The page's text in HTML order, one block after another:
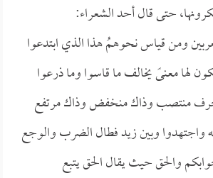
حتى قال أحد الشعراء:
ومن قياس نحوهمُ هذا الذي ابتدعوا
لها معنىً يخالف ما قاسوا وما ذرعوا
منتصب وذاك منخفض وذاك مرتفع
واجتهدوا وبين زيد فطال الضرب والوجع
والحق حيث يقال الحق يتبع